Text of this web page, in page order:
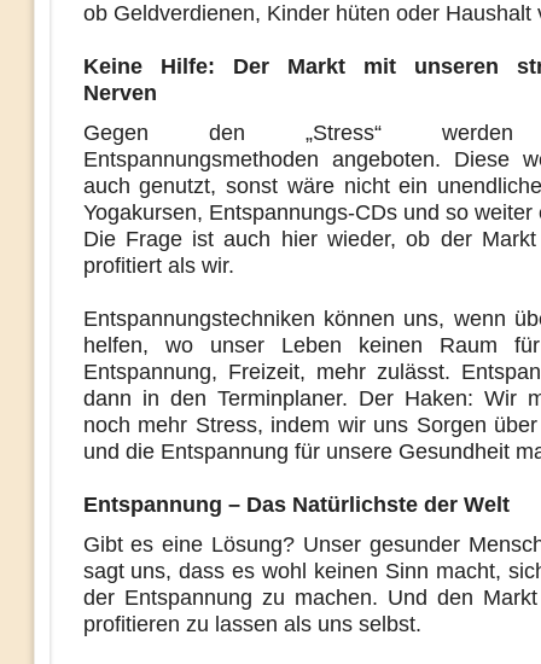
ob Geldverdienen, Kinder hüten oder Haushalt
Keine Hilfe: Der Markt mit unseren
Nerven
Gegen den „Stress“ werden
Entspannungsmethoden angeboten. Diese
auch genutzt, sonst wäre nicht ein
Yogakursen, Entspannungs-CDs und so weiter
Die Frage ist auch hier wieder, ob der
profitiert als wir.
Entspannungstechniken können uns, wenn
helfen, wo unser Leben keinen Raum
Entspannung, Freizeit, mehr zulässt.
dann in den Terminplaner. Der Haken: Wir
noch mehr Stress, indem wir uns Sorgen
und die Entspannung für unsere Gesundheit
Entspannung – Das Natürlichste der Welt
Gibt es eine Lösung? Unser gesunder
sagt uns, dass es wohl keinen Sinn macht,
der Entspannung zu machen. Und den
profitieren zu lassen als uns selbst.